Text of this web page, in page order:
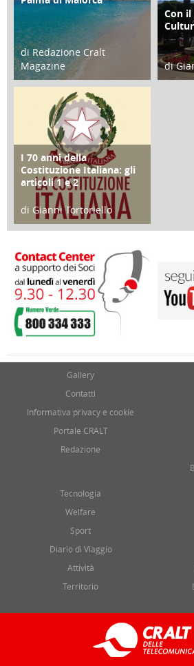
di Redazione Cralt
Magazine
25 Giugno 2016
Con il
di
FOCUS
I 70 anni della
Costituzione Italiana: gli
articoli 1 e 2
di Gianni Tortoriello
17 Marzo 2018
Gallery
Contatti
Informativa privacy e cookie
Portale CRALT
Redazione
Tecnologia
Welfare
Sport
Diario di Viaggio
Attività
Territorio